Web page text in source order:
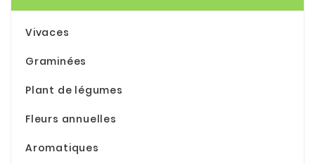
Vivaces
Graminées
Plant de légumes
Fleurs annuelles
Aromatiques